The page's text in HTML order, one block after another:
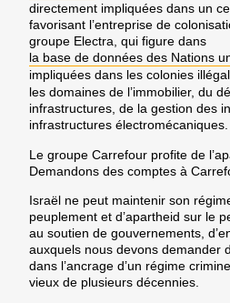
directement impliquées dans un
favorisant l’entreprise de
groupe Electra, qui figure dans
la base de données des Nations
impliquées dans les colonies
les domaines de l’immobilier, du
infrastructures, de la gestion des
infrastructures électromécaniques.
Le groupe Carrefour profite de
Demandons des comptes à
Israël ne peut maintenir son
peuplement et d’apartheid sur le
au soutien de gouvernements,
auxquels nous devons demander
dans l’ancrage d’un régime
vieux de plusieurs décennies.